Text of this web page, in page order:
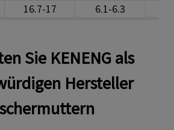
16.7-17 6.1-6.3
Sie KENENG als
Hersteller